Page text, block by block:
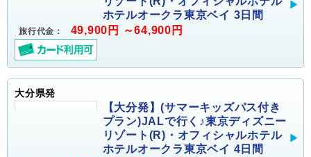
ホテルオークラ東京ベイ 3日間
旅行代金： 49,900円 ～64,900円
大分県発
【大分発】(サマーキッズパス付き
プラン)JALで行く♪東京ディズニー
リゾート(R)・オフィシャルホテル
ホテルオークラ東京ベイ 4日間